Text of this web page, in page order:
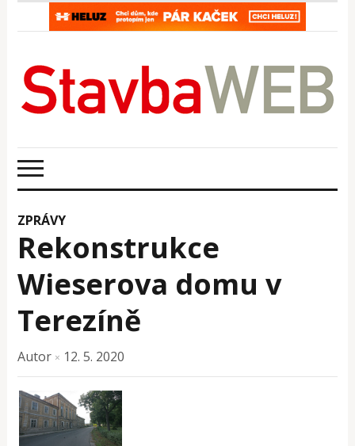
ZPRÁVY
Rekonstrukce
Wieserova domu v
Terezíně
Autor × 12. 5. 2020